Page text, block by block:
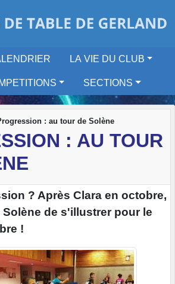
LA VIE DU CLUB
SECTIONS
: au tour de Solène
: AU TOUR
? Après Clara en octobre,
de s'illustrer pour le
!
cookies